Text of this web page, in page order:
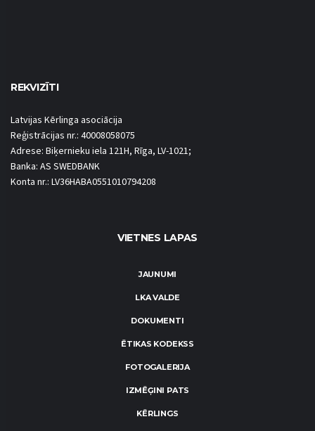
REKVIZĪTI
Latvijas Kērlinga asociācija
Reģistrācijas nr.: 40008058075
Adrese: Biķernieku iela 121H, Rīga, LV-1021;
Banka: AS SWEDBANK
Konta nr.: LV36HABA0551010794208
VIETNES LAPAS
JAUNUMI
LKA VALDE
DOKUMENTI
ĒTIKAS KODEKSS
FOTOGALERIJA
IZMĒĢINI PATS
KĒRLINGS